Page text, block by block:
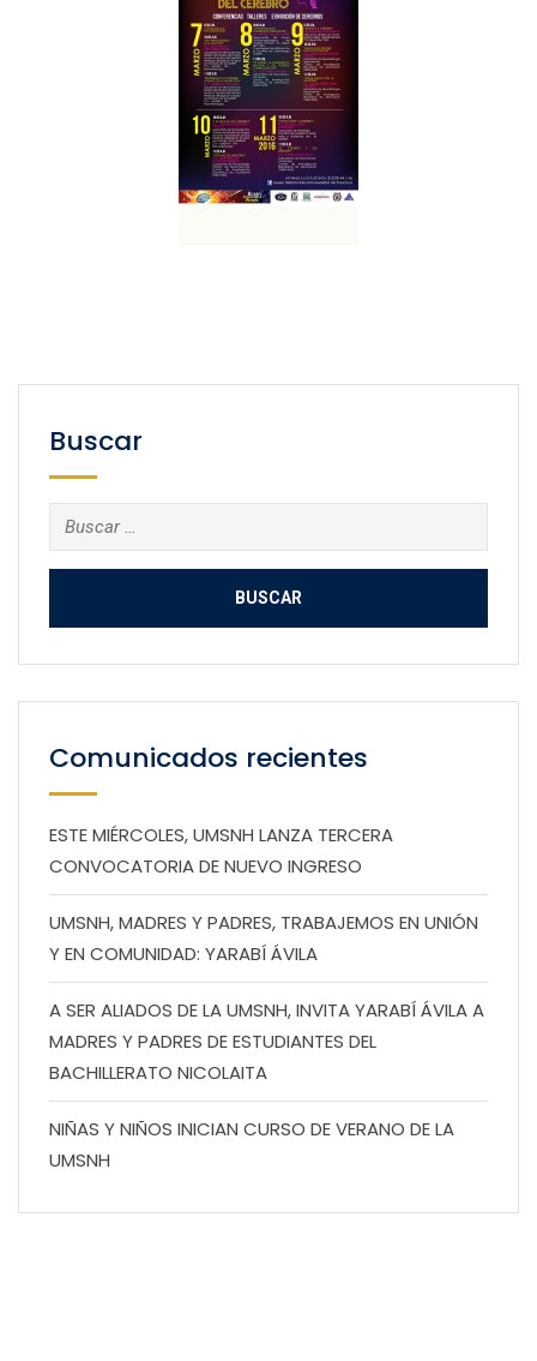
Buscar
Buscar:
Comunicados recientes
ESTE MIÉRCOLES, UMSNH LANZA TERCERA
CONVOCATORIA DE NUEVO INGRESO
UMSNH, MADRES Y PADRES, TRABAJEMOS EN UNIÓN
Y EN COMUNIDAD: YARABÍ ÁVILA
A SER ALIADOS DE LA UMSNH, INVITA YARABÍ ÁVILA A
MADRES Y PADRES DE ESTUDIANTES DEL
BACHILLERATO NICOLAITA
NIÑAS Y NIÑOS INICIAN CURSO DE VERANO DE LA
UMSNH